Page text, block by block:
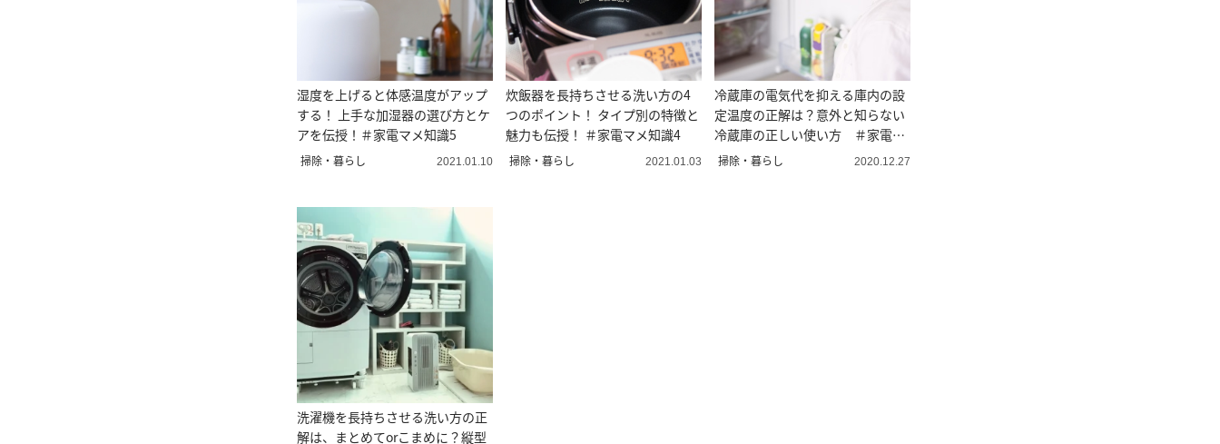
湿度を上げると体感温度がアップ
する！ 上手な加湿器の選び方とケ
アを伝授！＃家電マメ知識5
掃除・暮らし 2021.01.10
炊飯器を長持ちさせる洗い方の4
つのポイント！ タイプ別の特徴と
魅力も伝授！ ＃家電マメ知識4
掃除・暮らし 2021.01.03
冷蔵庫の電気代を抑える庫内の設
定温度の正解は？意外と知らない
冷蔵庫の正しい使い方 ＃家電マ
メ知識3
掃除・暮らし 2020.12.27
洗濯機を長持ちさせる洗い方の正
解は、まとめてorこまめに？縦型